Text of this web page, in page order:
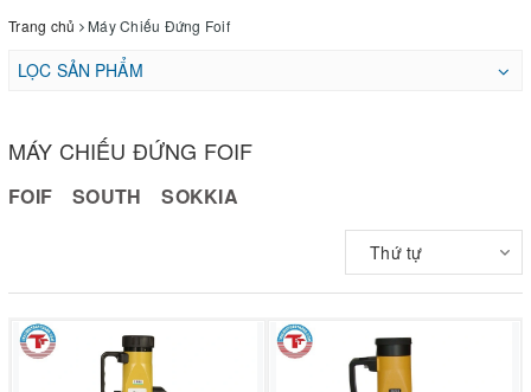
Trang chủ Máy Chiếu Đứng Foif
LỌC SẢN PHẨM
MÁY CHIẾU ĐỨNG FOIF
FOIF SOUTH SOKKIA
Thứ tự